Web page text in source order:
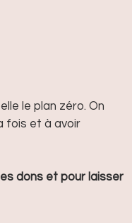
le plan zéro. On
fois et à avoir
dons et pour laisser